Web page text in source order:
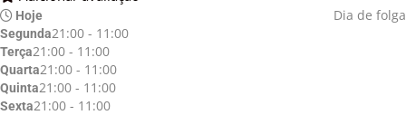
Hoje Dia de folga
Segunda21:00 - 11:00
Terça21:00 - 11:00
Quarta21:00 - 11:00
Quinta21:00 - 11:00
Sexta21:00 - 11:00